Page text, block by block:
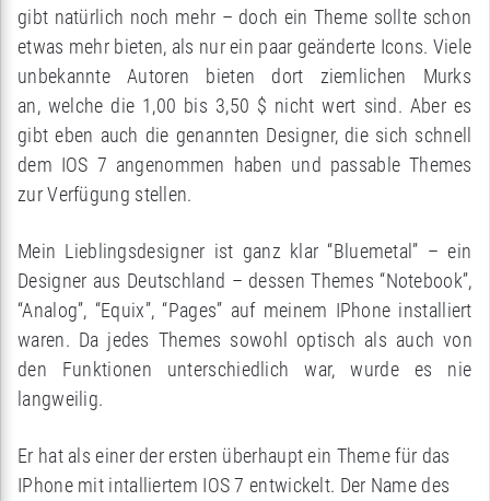
gibt natürlich noch mehr – doch ein Theme sollte schon
etwas mehr bieten, als nur ein paar geänderte Icons. Viele
unbekannte Autoren bieten dort ziemlichen Murks
an, welche die 1,00 bis 3,50 $ nicht wert sind. Aber es
gibt eben auch die genannten Designer, die sich schnell
dem IOS 7 angenommen haben und passable Themes
zur Verfügung stellen.
Mein Lieblingsdesigner ist ganz klar “Bluemetal” – ein
Designer aus Deutschland – dessen Themes “Notebook”,
“Analog”, “Equix”, “Pages” auf meinem IPhone installiert
waren. Da jedes Themes sowohl optisch als auch von
den Funktionen unterschiedlich war, wurde es nie
langweilig.
Er hat als einer der ersten überhaupt ein Theme für das
IPhone mit intalliertem IOS 7 entwickelt. Der Name des